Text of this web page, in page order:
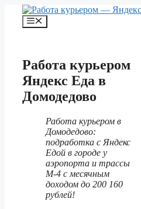
Перейти
содержимому
Меню
Работа курьером
Яндекс Еда в
Домодедово
Работа курьером в
Домодедово:
подработка с Яндекс
Едой в городе у
аэропорта и трассы
М-4 с месячным
доходом до 200 160
рублей!